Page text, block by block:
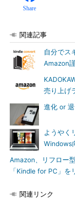
Share
関連記事
自分でス
Amazon
売り上げ
進化 or
ようやく
Windows
Amazon、リフロー
「Kindle for PC」を
関連リンク